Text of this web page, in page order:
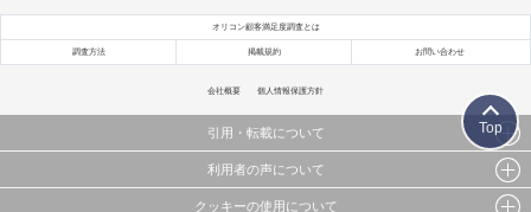
オリコン顧客満足度調査とは
調査方法 掲載規約 お問い合わせ
会社概要 個人情報保護方針
引用・転載について
当サイトで公開されている情報（文字、写真、イラスト、画像データ等）及びこれらの配置・
利用者の声について
クッキーの使用について
Top